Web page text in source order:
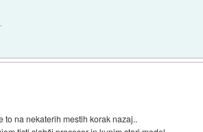
na nekaterih mestih korak nazaj..